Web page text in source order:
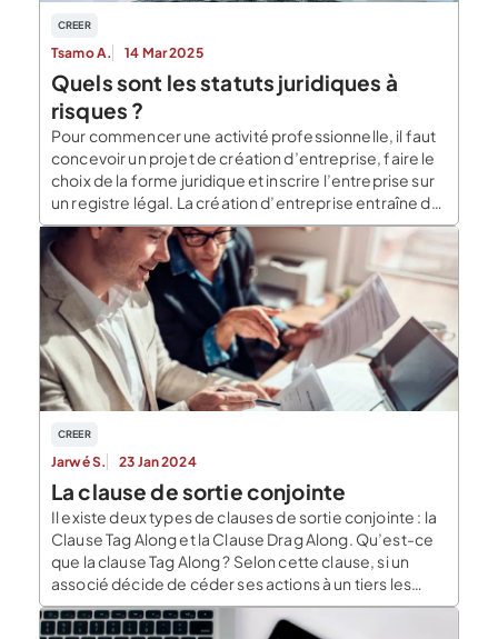
CREER
Tsamo A. 14 Mar 2025
Quels sont les statuts juridiques à
risques ?
Pour commencer une activité professionnelle, il faut
concevoir un projet de création d’entreprise, faire le
choix de la forme juridique et inscrire l’entreprise sur
un registre légal. La création d’entreprise entraîne de
nombreux risques. Le plus important concerne sans
aucun doute l’exposition du patrimoine personnel.
Lorsqu’un entrepreneur crée une entreprise, il
expose son patrimoine personnel. […]
CREER
Jarwé S. 23 Jan 2024
La clause de sortie conjointe
Il existe deux types de clauses de sortie conjointe : la
Clause Tag Along et la Clause Drag Along. Qu’est-ce
que la clause Tag Along ? Selon cette clause, si un
associé décide de céder ses actions à un tiers les
autres associés ont le droit de céder leurs actions au
même acquéreur ainsi qu’au même […]